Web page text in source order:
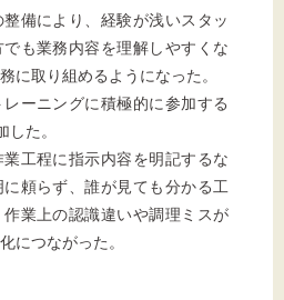
備により、経験が浅いスタッ
も業務内容を理解しやすくな
に取り組めるようになった。
ーニングに積極的に参加する
た。
工程に指示内容を明記するな
頼らず、誰が見ても分かる工
業上の認識違いや調理ミスが
につながった。